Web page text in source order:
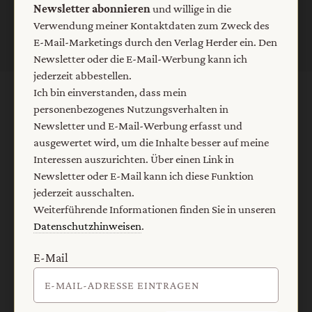
AGB und Widerrufsbelehrung Datenschutz
Barrierefreiheit Impressum
Vertrag widerrufen Abo online kündigen
Newsletter abonnierenund willige in die
Verwendung meiner Kontaktdaten zum Zweck des
E-Mail-Marketings durch den Verlag Herder ein. Den
Newsletter oder die E-Mail-Werbung kann ich
jederzeit abbestellen.
Ich bin einverstanden, dass mein
personenbezogenes Nutzungsverhalten in
Newsletter und E-Mail-Werbung erfasst und
ausgewertet wird, um die Inhalte besser auf meine
Interessen auszurichten. Über einen Link in
Newsletter oder E-Mail kann ich diese Funktion
jederzeit ausschalten.
Weiterführende Informationen finden Sie in unseren
Datenschutzhinweisen.
E-Mail